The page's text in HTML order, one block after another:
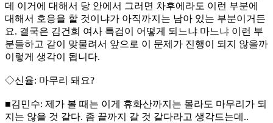
데 이거에 대해서 당 안에서 그러면 차후에라도 이런 부분에
대해서 호응을 할 것이냐가 아직까지는 남아 있는 부분이거든
요. 결국은 김건희 여사 특검이 어떻게 되느냐 마느냐 이런 부
분들하고 같이 맞물려서 앞으로 이 문제가 진행이 되지 않을까
이렇게 생각이 됩니다.
◇신율: 마무리 돼요?
■김민수: 제가 볼 때는 이게 휴화산까지는 몰라도 마무리가 되
지는 않을 것 같다. 좀 끝까지 갈 것 같다라고 생각드는데..